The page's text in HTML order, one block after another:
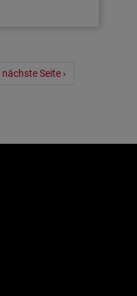
nächste Seite ›